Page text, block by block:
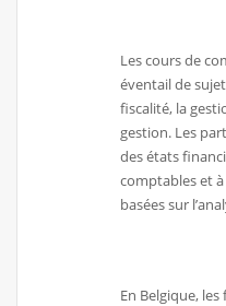
Les cours de
éventail de
fiscalité, la
gestion. Les
des états
comptables et
basées sur
En Belgique,